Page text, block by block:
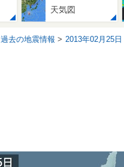
天気図
過去の地震情報 2013年02月25日